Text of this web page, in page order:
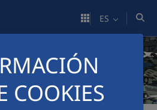
COOKIES
ES